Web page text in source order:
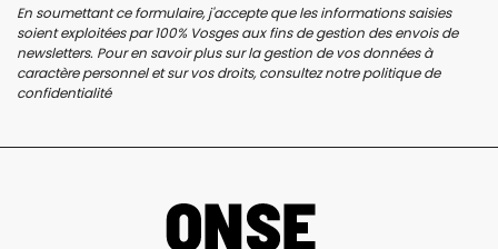
En soumettant ce formulaire, j'accepte que les informations saisies
soient exploitées par 100% Vosges aux fins de gestion des envois de
newsletters. Pour en savoir plus sur la gestion de vos données à
caractère personnel et sur vos droits, consultez notrepolitique de
confidentialité